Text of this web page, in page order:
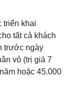
triển khai
tất cả khách
trước ngày
vỏ (trị giá 7
hoặc 45.000